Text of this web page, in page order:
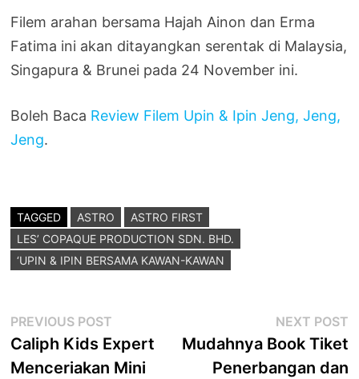
Filem arahan bersama Hajah Ainon dan Erma
Fatima ini akan ditayangkan serentak di Malaysia,
Singapura & Brunei pada 24 November ini.
Boleh Baca Review Filem Upin & Ipin Jeng, Jeng,
Jeng.
TAGGED ASTRO
ASTRO FIRST
LES’ COPAQUE PRODUCTION SDN. BHD.
‘UPIN & IPIN BERSAMA KAWAN-KAWAN
Post
navigation
PREVIOUS POST
post:
Caliph Kids Expert
Menceriakan Mini
NEXT POST
Mudahnya Book Tiket
Penerbangan dan